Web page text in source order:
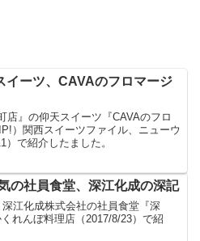
ーツ、CAVAのフロマージ
店』の仰天スイーツ『CAVAのフロ
）関西スイーツファイル、ニューウ
で紹介したました。
の社員食堂、深江化成の深記
江化成株式会社の社員食堂『深
れんぼ料理店（2017/8/23）で紹